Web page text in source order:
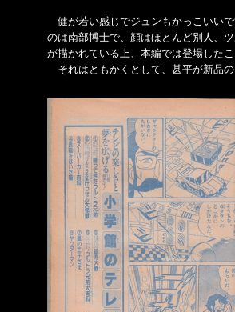
健が若い感じでジュンもかっこいい
のは南部博士で、顔はほとんど別人、
が描かれている上、本編では登場した
それはともかくとして、甚平が新品